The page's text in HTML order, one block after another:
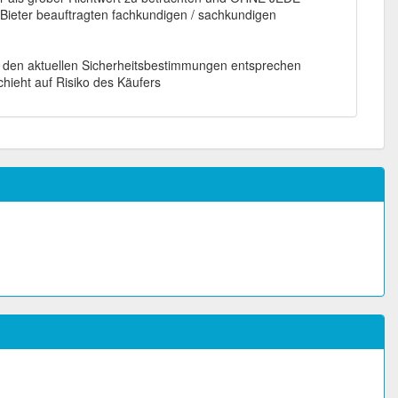
beauftragten fachkundigen / sachkundigen
aktuellen Sicherheitsbestimmungen entsprechen
auf Risiko des Käufers